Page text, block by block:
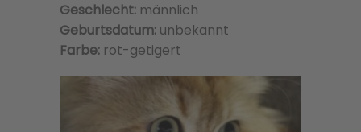
Geschlecht: männlich
Geburtsdatum: unbekannt
Farbe: rot-getigert